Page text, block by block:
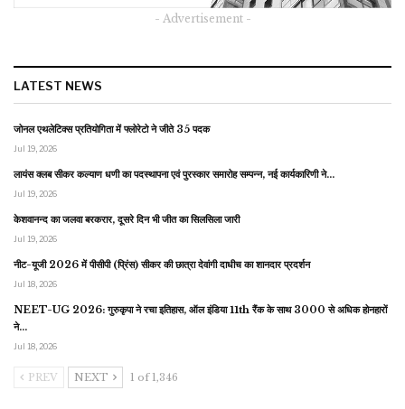
- Advertisement -
LATEST NEWS
जोनल एथलेटिक्स प्रतियोगिता में फ्लोरेटो ने जीते 35 पदक
Jul 19, 2026
लायंस क्लब सीकर कल्याण धणी का पदस्थापना एवं पुरस्कार समारोह सम्पन्न, नई कार्यकारिणी ने…
Jul 19, 2026
केशवानन्द का जलवा बरकरार, दूसरे दिन भी जीत का सिलसिला जारी
Jul 19, 2026
नीट-यूजी 2026 में पीसीपी (प्रिंस) सीकर की छात्रा देवांगी दाधीच का शानदार प्रदर्शन
Jul 18, 2026
NEET-UG 2026: गुरुकृपा ने रचा इतिहास, ऑल इंडिया 11th रैंक के साथ 3000 से अधिक होनहारों
ने…
Jul 18, 2026
PREV NEXT 1 of 1,346